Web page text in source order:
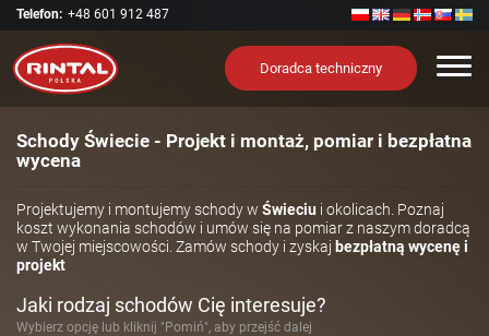
Telefon: +48 601 912 487
Doradca techniczny
Schody Świecie - Projekt i montaż, pomiar i bezpłatna
wycena
Projektujemy i montujemy schody w Świeciu i okolicach. Poznaj
koszt wykonania schodów i umów się na pomiar z naszym doradcą
w Twojej miejscowości. Zamów schody i zyskaj bezpłatną wycenę i
projekt
Jaki rodzaj schodów Cię interesuje?
Wybierz opcję lub kliknij "Pomiń", aby przejść dalej